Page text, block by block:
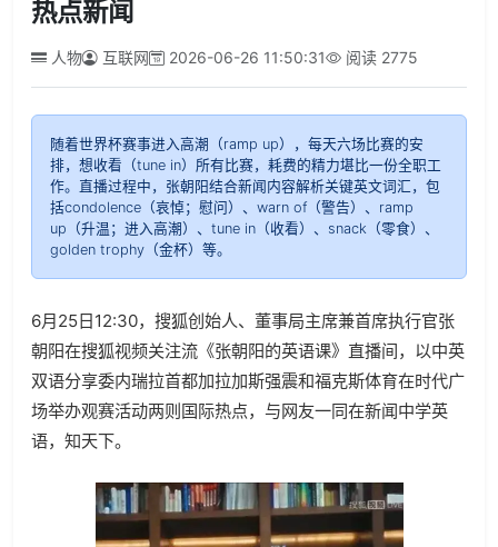
热点新闻
人物 互联网 2026-06-26 11:50:31 阅读 2775
随着世界杯赛事进入高潮（ramp up），每天六场比赛的安
排，想收看（tune in）所有比赛，耗费的精力堪比一份全职工
作。直播过程中，张朝阳结合新闻内容解析关键英文词汇，包
括condolence（哀悼；慰问）、warn of（警告）、ramp
up（升温；进入高潮）、tune in（收看）、snack（零食）、
golden trophy（金杯）等。
6月25日12:30，搜狐创始人、董事局主席兼首席执行官张
朝阳在搜狐视频关注流《张朝阳的英语课》直播间，以中英
双语分享委内瑞拉首都加拉加斯强震和福克斯体育在时代广
场举办观赛活动两则国际热点，与网友一同在新闻中学英
语，知天下。